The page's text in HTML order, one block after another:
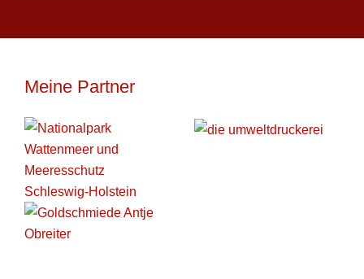
Meine Partner